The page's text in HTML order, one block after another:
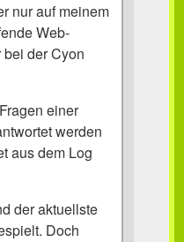
nur auf meinem
Web-
bei der Cyon
einer
werden
aus dem Log
der aktuellste
Doch